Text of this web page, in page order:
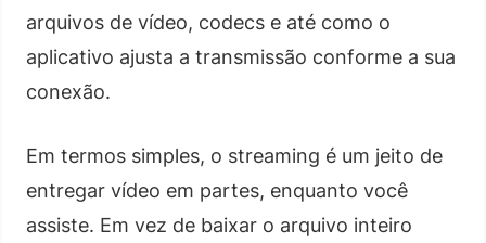
arquivos de vídeo, codecs e até como o
aplicativo ajusta a transmissão conforme a sua
conexão.
Em termos simples, o streaming é um jeito de
entregar vídeo em partes, enquanto você
assiste. Em vez de baixar o arquivo inteiro